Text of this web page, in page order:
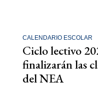
CALENDARIO ESCOLAR
Ciclo lectivo
finalizarán las
del NEA